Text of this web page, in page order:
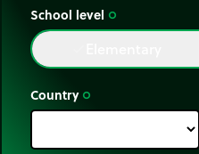
School level trip_origin
Country trip_origin